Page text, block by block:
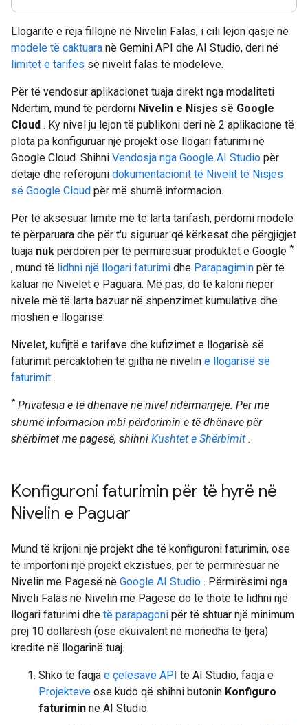
Llogaritë e reja fillojnë në Nivelin Falas, i cili lejon qasje në
modele të caktuara në Gemini API dhe AI ​​Studio, deri në
limitet e tarifës së nivelit falas të modeleve.
Për të vendosur aplikacionet tuaja direkt nga modaliteti
Ndërtim, mund të përdorni Nivelin e Nisjes së Google
Cloud . Ky nivel ju lejon të publikoni deri në 2 aplikacione të
plota pa konfiguruar një projekt ose llogari faturimi në
Google Cloud. Shihni Vendosja nga Google AI Studio për
detaje dhe referojuni dokumentacionit të Nivelit të Nisjes
së Google Cloud për më shumë informacion.
Për të aksesuar limite më të larta tarifash, përdorni modele
të përparuara dhe për t'u siguruar që kërkesat dhe përgjigjet
tuaja nuk përdoren për të përmirësuar produktet e Google *
, mund të lidhni një llogari faturimi dhe Parapagimin për të
kaluar në Nivelet e Paguara. Më pas, do të kaloni nëpër
nivele më të larta bazuar në shpenzimet kumulative dhe
moshën e llogarisë.
Nivelet, kufijtë e tarifave dhe kufizimet e llogarisë së
faturimit përcaktohen të gjitha në nivelin e llogarisë së
faturimit .
* Privatësia e të dhënave në nivel ndërmarrjeje: Për më
shumë informacion mbi përdorimin e të dhënave për
shërbimet me pagesë, shihni Kushtet e Shërbimit .
Konfiguroni faturimin për të hyrë në
Nivelin e Paguar
Mund të krijoni një projekt dhe të konfiguroni faturimin, ose
të importoni një projekt ekzistues, për të përmirësuar në
Nivelin me Pagesë në Google AI Studio . Përmirësimi nga
Niveli Falas në Nivelin me Pagesë do të thotë të lidhni një
llogari faturimi dhe të parapagoni për të shtuar një minimum
prej 10 dollarësh (ose ekuivalent në monedha të tjera)
kredite në llogarinë tuaj.
Shko te faqja e çelësave API të AI Studio, faqja e
Projekteve ose kudo që shihni butonin Konfiguro
faturimin në AI Studio.